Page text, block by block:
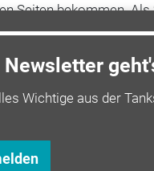
Newsletter
Wichtige aus der
Seiten bekommen.
ich scheinbar viel
die Unterstützung
haben wir auch
im Sortiment.
selbst produzieren.